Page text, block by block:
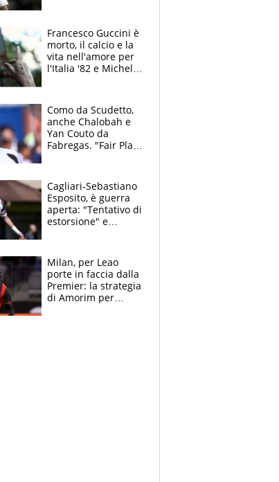
Francesco Guccini è
morto, il calcio e la
vita nell'amore per
l'Italia '82 e Michel
e Juventus
Como da Scudetto,
anche Chalobah e
Yan Couto da
Fabregas. "Fair Play
multa"
Cagliari-Sebastiano
Esposito, è guerra
aperta: "Tentativo di
estorsione" e
Milan, per Leao
porte in faccia dalla
Premier: la strategia
di Amorim per